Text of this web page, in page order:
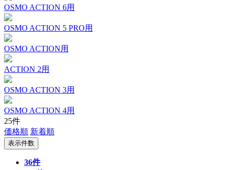
OSMO ACTION 6用
OSMO ACTION 5 PRO用
OSMO ACTION用
ACTION 2用
OSMO ACTION 3用
OSMO ACTION 4用
25件
価格順 新着順
表示件数
36件